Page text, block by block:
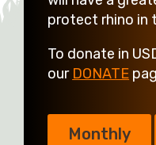
protect rhino in
To donate in
our DONATE
Monthly